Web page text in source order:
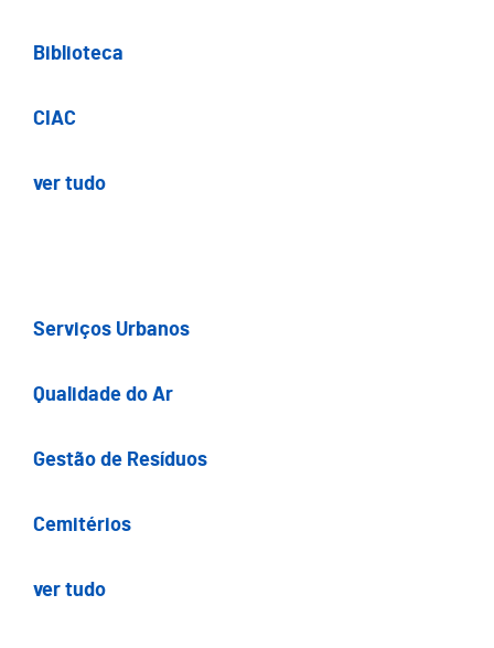
Biblioteca
CIAC
ver tudo
Serviços Urbanos
Qualidade do Ar
Gestão de Resíduos
Cemitérios
ver tudo